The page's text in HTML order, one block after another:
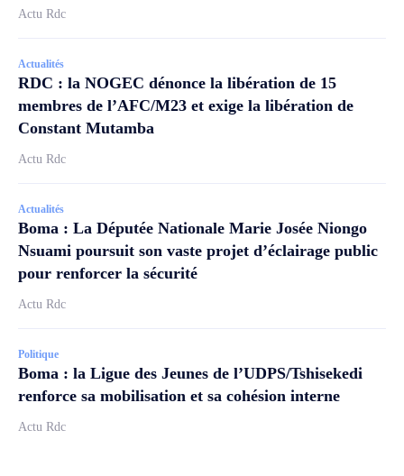
Actu Rdc
Actualités
RDC : la NOGEC dénonce la libération de 15
membres de l’AFC/M23 et exige la libération de
Constant Mutamba
Actu Rdc
Actualités
Boma : La Députée Nationale Marie Josée Niongo
Nsuami poursuit son vaste projet d’éclairage public
pour renforcer la sécurité
Actu Rdc
Politique
Boma : la Ligue des Jeunes de l’UDPS/Tshisekedi
renforce sa mobilisation et sa cohésion interne
Actu Rdc